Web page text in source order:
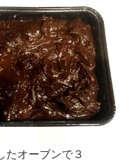
オーブンで３